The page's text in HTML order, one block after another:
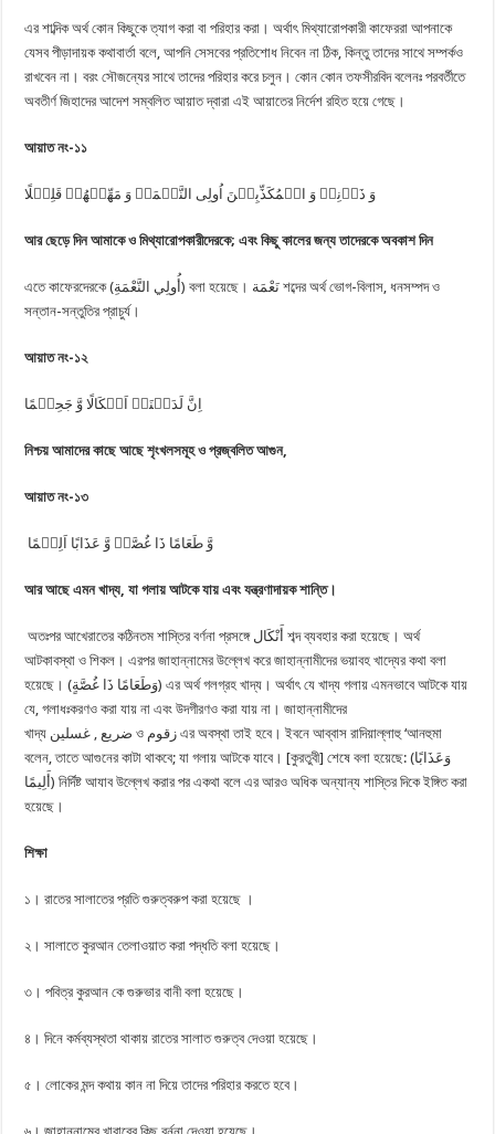
এর শাব্দিক অর্থ কোন কিছুকে ত্যাগ করা বা পরিহার করা। অর্থাৎ মিথ্যারোপকারী কাফেররা আপনাকে
যেসব পীড়াদায়ক কথাবার্তা বলে, আপনি সেসবের প্রতিশোধ নিবেন না ঠিক, কিন্তু তাদের সাথে সম্পর্কও
রাখবেন না। বরং সৌজন্যের সাথে তাদের পরিহার করে চলুন। কোন কোন তফসীরবিদ বলেনঃ পরবর্তীতে
অবতীর্ণ জিহাদের আদেশ সম্বলিত আয়াত দ্বারা এই আয়াতের নির্দেশ রহিত হয়ে গেছে।
আয়াত নং-১১
وَ ذَرۡنِیۡ وَ الۡمُكَذِّبِیۡنَ اُولِی النَّعۡمَۃِ وَ مَهِّلۡهُمۡ قَلِیۡلًا
আর ছেড়ে দিন আমাকে ও মিথ্যারোপকারীদেরকে;এবং কিছু কালের জন্য তাদেরকে অবকাশ দিন
এতে কাফেরদেরকে (أُولِي النَّعْمَةِ) বলা হয়েছে। نَعْمَة শব্দের অর্থ ভোগ-বিলাস, ধনসম্পদ ও
সন্তান-সন্তুতির প্রাচুর্য।
আয়াত নং-১২
اِنَّ لَدَیۡنَاۤ اَنۡكَالًا وَّ جَحِیۡمًا
নিশ্চয় আমাদের কাছে আছে শৃংখলসমূহ ও প্রজ্বলিত আগুন,
আয়াত নং-১৩
আর আছে এমন খাদ্য,যা গলায় আটকে যায় এবং যন্ত্রণাদায়ক শান্তি।
অতঃপর আখেরাতের কঠিনতম শাস্তির বর্ণনা প্রসঙ্গে أَنْكَال শব্দ ব্যবহার করা হয়েছে। অর্থ
আটকাবস্থা ও শিকল। এরপর জাহান্নামের উল্লেখ করে জাহান্নামীদের ভয়াবহ খাদ্যের কথা বলা
হয়েছে। (وَطَعَامًا ذَا غُصَّةٍ) এর অর্থ গলগ্রহ খাদ্য। অর্থাৎ যে খাদ্য গলায় এমনভাবে আটকে যায়
যে, গলাধঃকরণও করা যায় না এবং উদগীরণও করা যায় না। জাহান্নামীদের
খাদ্য ضريع , غسلين ও زقوم এর অবস্থা তাই হবে। ইবনে আব্বাস রাদিয়াল্লাহু ‘আনহুমা
বলেন, তাতে আগুনের কাটা থাকবে; যা গলায় আটকে যাবে। [কুরতুবী] শেষে বলা হয়েছে: (وَعَذَابًا
أَلِيمًا) নির্দিষ্ট আযাব উল্লেখ করার পর একথা বলে এর আরও অধিক অন্যান্য শাস্তির দিকে ইঙ্গিত করা
হয়েছে।
শিক্ষা
১। রাতের সালাতের প্রতি গুরুত্বরুপ করা হয়েছে ।
২। সালাতে কুরআন তেলাওয়াত করা পদ্ধতি বলা হয়েছে।
৩। পবিত্র কুরআন কে গুরুভার বানী বলা হয়েছে।
৪। দিনে কর্মব্যস্থতা থাকায় রাতের সালাত গুরুত্ব দেওয়া হয়েছে।
৫। লোকের মন্দ কথায় কান না দিয়ে তাদের পরিহার করতে হবে।